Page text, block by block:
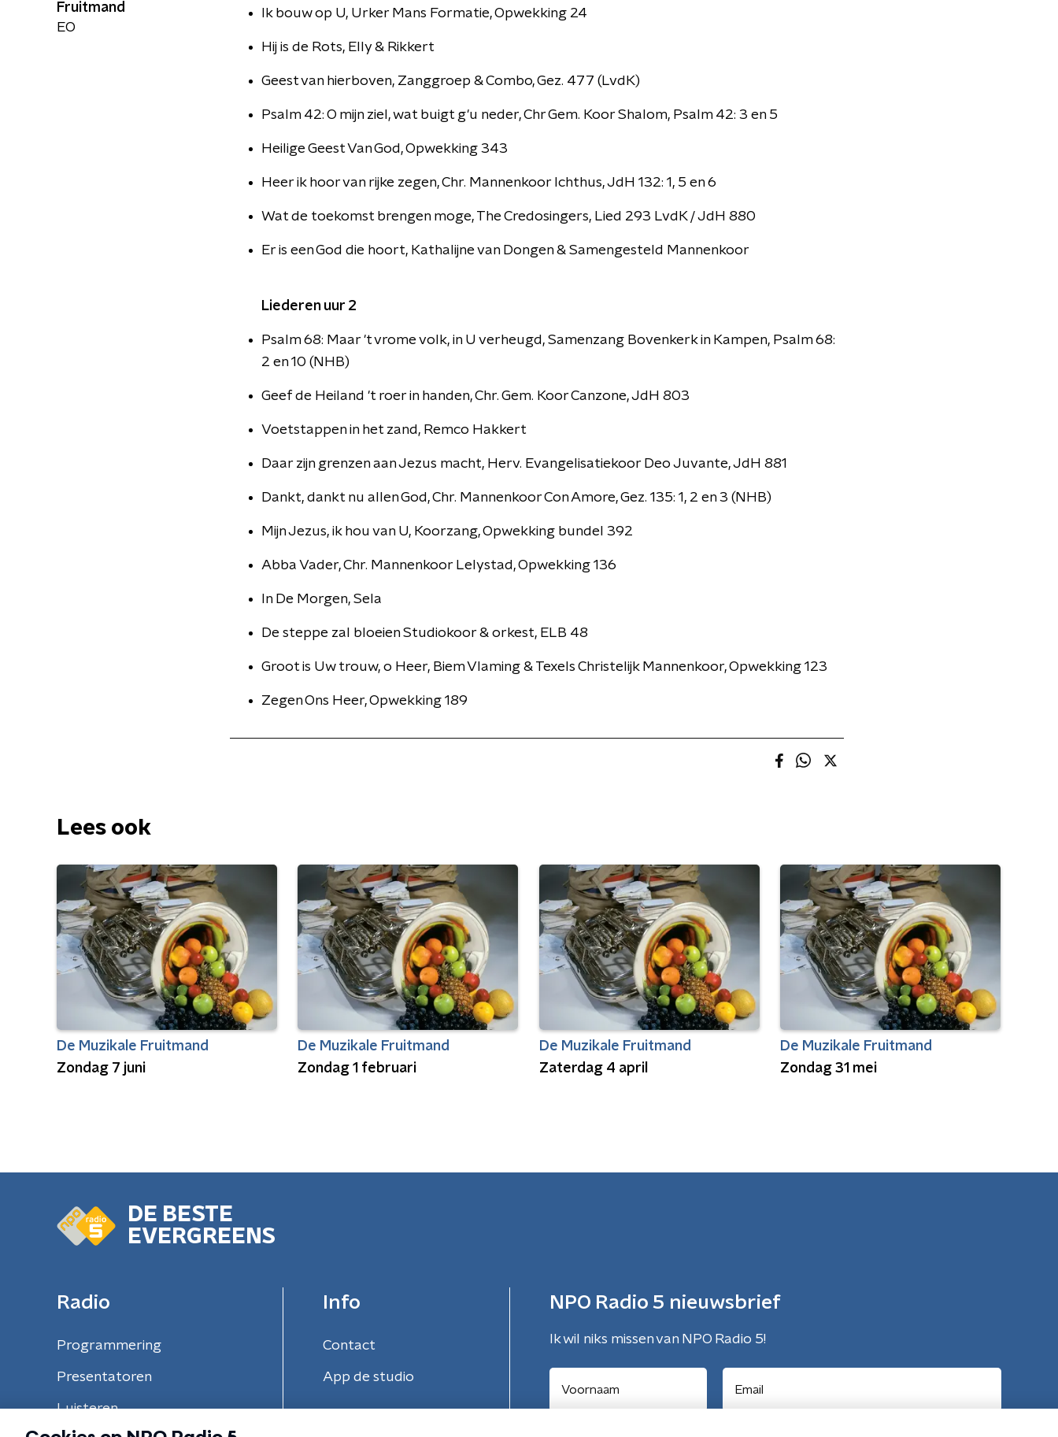
Ik bouw op U, Urker Mans Formatie, Opwekking 24
Hij is de Rots, Elly & Rikkert
Geest van hierboven, Zanggroep & Combo, Gez. 477 (LvdK)
Psalm 42: O mijn ziel, wat buigt g'u neder, Chr Gem. Koor Shalom, Psalm 42: 3 en 5
Heilige Geest Van God, Opwekking 343
Heer ik hoor van rijke zegen, Chr. Mannenkoor Ichthus, JdH 132: 1, 5 en 6
Wat de toekomst brengen moge, The Credosingers, Lied 293 LvdK / JdH 880
Er is een God die hoort, Kathalijne van Dongen & Samengesteld Mannenkoor
Liederen uur 2
Psalm 68: Maar 't vrome volk, in U verheugd, Samenzang Bovenkerk in Kampen, Psalm 68:
2 en 10 (NHB)
Geef de Heiland 't roer in handen, Chr. Gem. Koor Canzone, JdH 803
Voetstappen in het zand, Remco Hakkert
Daar zijn grenzen aan Jezus macht, Herv. Evangelisatiekoor Deo Juvante, JdH 881
Dankt, dankt nu allen God, Chr. Mannenkoor Con Amore, Gez. 135: 1, 2 en 3 (NHB)
Mijn Jezus, ik hou van U, Koorzang, Opwekking bundel 392
Abba Vader, Chr. Mannenkoor Lelystad, Opwekking 136
In De Morgen, Sela
De steppe zal bloeien Studiokoor & orkest, ELB 48
Groot is Uw trouw, o Heer, Biem Vlaming & Texels Christelijk Mannenkoor, Opwekking 123
Zegen Ons Heer, Opwekking 189
Fruitmand
EO
Lees ook
De Muzikale Fruitmand
Zondag 7 juni
De Muzikale Fruitmand
Zondag 1 februari
De Muzikale Fruitmand
Zaterdag 4 april
De Muzikale Fruitmand
Zondag 31 mei
DE BESTE
EVERGREENS
Radio
Programmering
Presentatoren
Luisteren
Info
Contact
App de studio
NPO Radio 5 nieuwsbrief
Ik wil niks missen van NPO Radio 5!